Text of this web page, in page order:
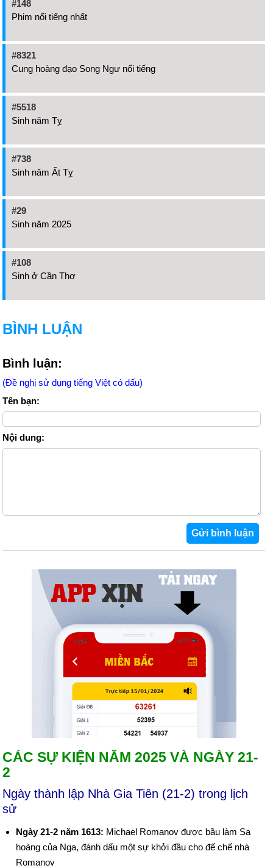
#148
Phim nổi tiếng nhất
#8321
Cung hoàng đạo Song Ngư nổi tiếng
#5518
Sinh năm Tỵ
#738
Sinh năm Ất Tỵ
#29
Sinh năm 2025
#108
Sinh ở Cần Thơ
BÌNH LUẬN
Bình luận:
(Đề nghị sử dụng tiếng Việt có dấu)
Tên bạn:
Nội dung:
CÁC SỰ KIỆN NĂM 2025 VÀ NGÀY 21-
2
Ngày thành lập Nhà Gia Tiên (21-2) trong lịch
sử
Ngày 21-2 năm 1613: Michael Romanov được bầu làm Sa
hoàng của Nga, đánh dấu một sự khởi đầu cho đế chế nhà
Romanov